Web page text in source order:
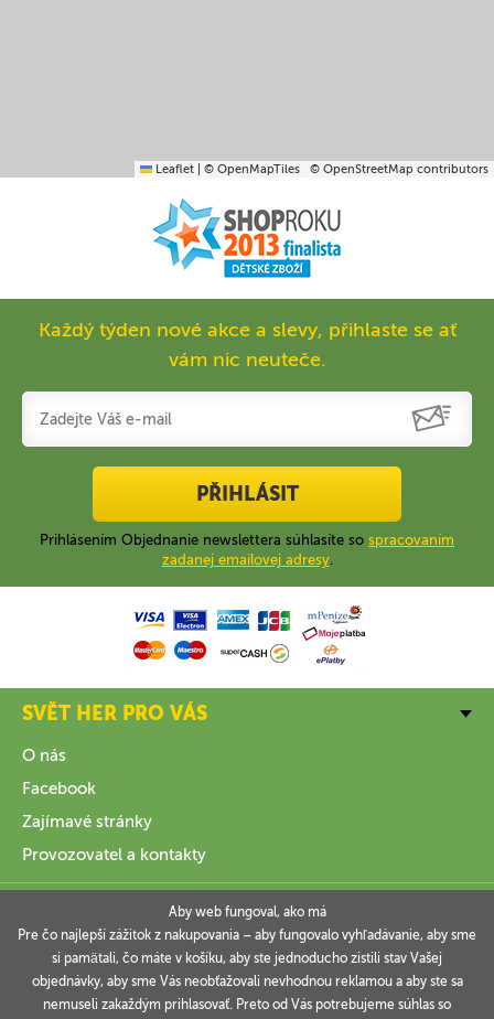
Leaflet © OpenMapTiles © OpenStreetMap contributors
Každý týden nové akce a slevy, přihlaste se ať
vám nic neuteče.
PŘIHLÁSIT
Prihlásením Objednanie newslettera súhlasíte so spracovaním
zadanej emailovej adresy.
SVĚT HER PRO VÁS
O nás
Facebook
Zajímavé stránky
Provozovatel a kontakty
INFORMACE
Aby web fungoval, ako má
Pre čo najlepší zážitok z nakupovania – aby fungovalo vyhľadávanie, aby sme
si pamätali, čo máte v košíku, aby ste jednoducho zistili stav Vašej
objednávky, aby sme Vás neobťažovali nevhodnou reklamou a aby ste sa
nemuseli zakaždým prihlasovať. Preto od Vás potrebujeme súhlas so